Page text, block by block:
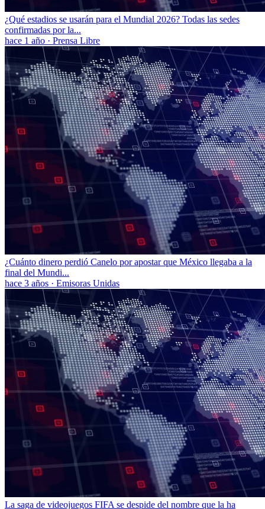
¿Qué estadios se usarán para el Mundial 2026? Todas las sedes
confirmadas por la...
hace 1 año · Prensa Libre
¿Cuánto dinero perdió Canelo por apostar que México llegaba a la
final del Mundi...
hace 3 años · Emisoras Unidas
La saga de videojuegos FIFA se despide del nombre que la ha